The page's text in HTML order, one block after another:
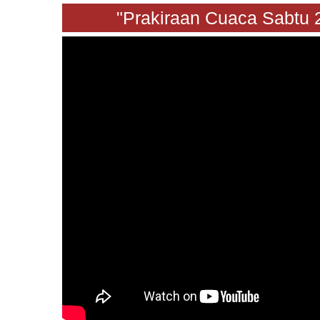
"Prakiraan Cuaca